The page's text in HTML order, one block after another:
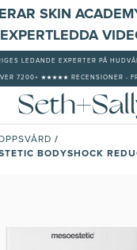
SKIN
LEDANDE EXPERTER PÅ
7200+ ★★★★★ RECENSIONER -
/
BODYSHOCK